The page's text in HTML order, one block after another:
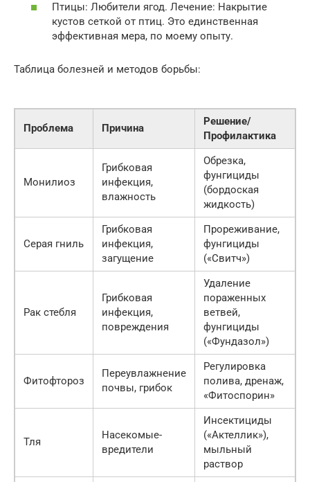
Птицы: Любители ягод. Лечение: Накрытие
кустов сеткой от птиц. Это единственная
эффективная мера, по моему опыту.
Таблица болезней и методов борьбы:
Проблема Причина
Решение/
Профилактика
Монилиоз
Грибковая
инфекция,
влажность
Обрезка,
фунгициды
(бордоская
жидкость)
Серая гниль
Грибковая
инфекция,
загущение
Прореживание,
фунгициды
(«Свитч»)
Рак стебля
Грибковая
инфекция,
повреждения
Удаление
пораженных
ветвей,
фунгициды
(«Фундазол»)
Фитофтороз
Переувлажнение
почвы, грибок
Регулировка
полива, дренаж,
«Фитоспорин»
Тля
Насекомые-
вредители
Инсектициды
(«Актеллик»),
мыльный
раствор